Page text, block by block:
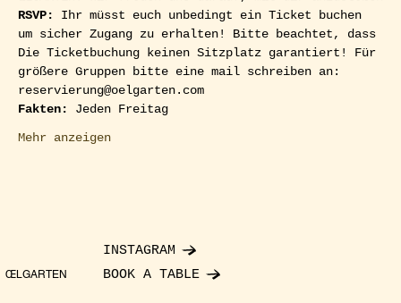
RSVP: Ihr müsst euch unbedingt ein Ticket buchen
um sicher Zugang zu erhalten! Bitte beachtet, dass
Die Ticketbuchung keinen Sitzplatz garantiert! Für
größere Gruppen bitte eine mail schreiben an:
reservierung@oelgarten.com
Fakten:
Jeden Freitag
Mehr anzeigen
ŒLGARTEN
INSTAGRAM
BOOK A TABLE